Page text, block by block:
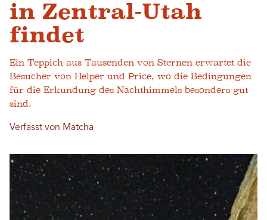
in Zentral-Utah
findet
Ein Teppich aus Tausenden von Sternen erwartet die
Besucher von Helper und Price, wo die Bedingungen
für die Erkundung des Nachthimmels besonders gut
sind.
Verfasst von Matcha